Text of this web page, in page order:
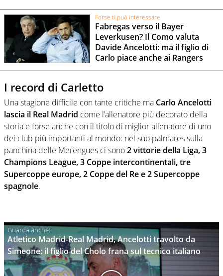
Forse ti può interessare
Fabregas verso il Bayer
Leverkusen? Il Como valuta
Davide Ancelotti: ma il figlio di
Carlo piace anche ai Rangers
I record di Carletto
Una stagione difficile con tante critiche ma Carlo Ancelotti
lascia il Real Madrid come l’allenatore più decorato della
storia e forse anche con il titolo di miglior allenatore di uno
dei club più importanti al mondo: nel suo palmares sulla
panchina delle Merengues ci sono2 vittorie della Liga, 3
Champions League, 3 Coppe intercontinentali, tre
Supercoppe europe, 2 Coppe del Re e 2 Supercoppe
spagnole.
Atletico Madrid-Real Madrid, Ancelotti travolto da
Simeone: il figlio del Cholo frana sul tecnico italiano